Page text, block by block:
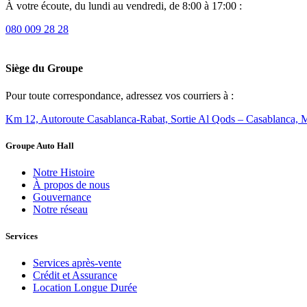
À votre écoute, du lundi au vendredi, de 8:00 à 17:00 :
080 009 28 28
Siège du Groupe
Pour toute correspondance, adressez vos courriers à :
Km 12, Autoroute Casablanca-Rabat, Sortie Al Qods – Casablanca,
Groupe Auto Hall
Notre Histoire
À propos de nous
Gouvernance
Notre réseau
Services
Services après-vente
Crédit et Assurance
Location Longue Durée